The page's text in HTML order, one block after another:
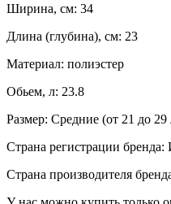
Ширина, см: 34
Длина (глубина), см: 23
Материал: полиэстер
Обьем, л: 23.8
Размер: Средние (от 21 до 29
Страна регистрации бренда:
Страна производителя